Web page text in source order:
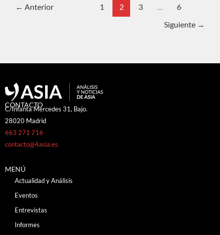
← Anterior 1 2 3 … 6
Siguiente →
CONTACTO
C/Infanta Mercedes 31, Bajo.
28020 Madrid
663 271 716
contacto@4asia.es
MENÚ
Actualidad y Análisis
Eventos
Entrevistas
Informes